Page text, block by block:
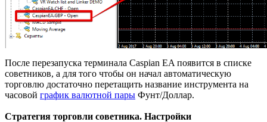
После перезапуска терминала Caspian EA появится в списке
советников, а для того чтобы он начал автоматическую
торговлю достаточно перетащить название инструмента на
часовой график валютной пары Фунт/Доллар.
Стратегия торговли советника. Настройки